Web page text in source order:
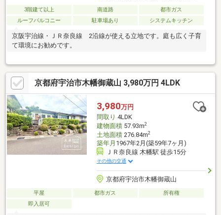
3階建て以上 南道路
都市ガス
ルーフバルコニー
駐車場あり システムキッチン
京阪宇治線・ＪＲ奈良線 2沿線が使える立地です。庭も広く子育
て環境にお勧めです。
京都府宇治市木幡御蔵山 3,980万円 4LDK
3,980万円
間取り 4LDK
建物面積57.93m2
土地面積276.84m2
築年月 1967年2月(築59年7ヶ月)
ＪＲ奈良線 木幡駅 徒歩15分
その他の交通
京都府宇治市木幡御蔵山
平屋 都市ガス
所有権
即入居可